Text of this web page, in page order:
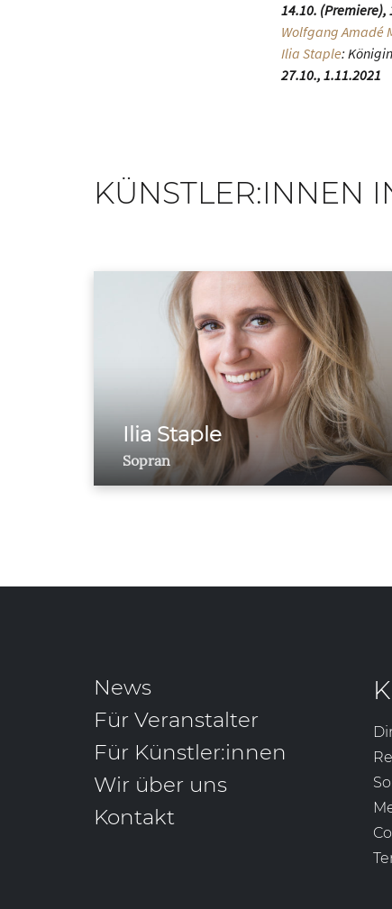
14.10. (Premiere),
Wolfgang Amadé
Ilia Staple:
27.10., 1.11.2021
KÜNSTLER:INNEN
Ilia Staple
Sopran
News
Für Veranstalter
Für Künstler:innen
Wir über uns
Kontakt